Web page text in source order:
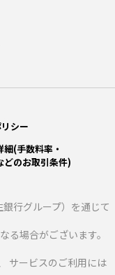
シー
細(手数料率・
どのお取引条件)
行グループ）を通じて
る場合がございます。
サービスのご利用には